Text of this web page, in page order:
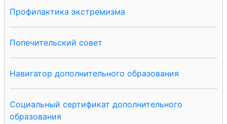
Профилактика экстремизма
Попечительский совет
Навигатор дополнительного образования
Социальный сертификат дополнительного
образования